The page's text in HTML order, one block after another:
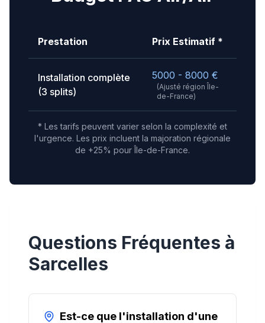
Prestation Prix Estimatif *
Installation complète
(3 splits)
5000 - 8000 €
(Ajusté région Île-
de-France)
* Les tarifs peuvent varier selon la complexité et
l'urgence. Les prix incluent la majoration régionale
de +25% pour Île-de-France.
Questions Fréquentes à
Sarcelles
Est-ce que l'installation d'une